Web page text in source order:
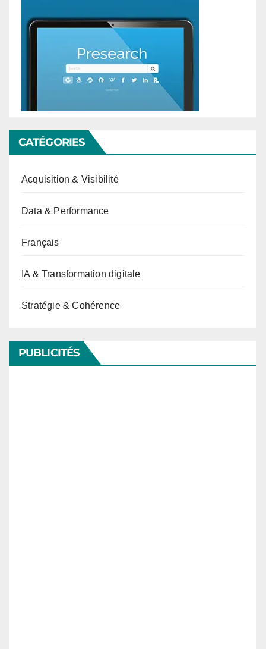
CATÉGORIES
Acquisition & Visibilité
Data & Performance
Français
IA & Transformation digitale
Stratégie & Cohérence
PUBLICITÉS